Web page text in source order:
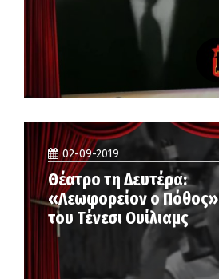
02-09-2019
Θέατρο τη Δευτέρα:
«Λεωφορείον ο Πόθος»
του Τένεσι Ουίλιαμς